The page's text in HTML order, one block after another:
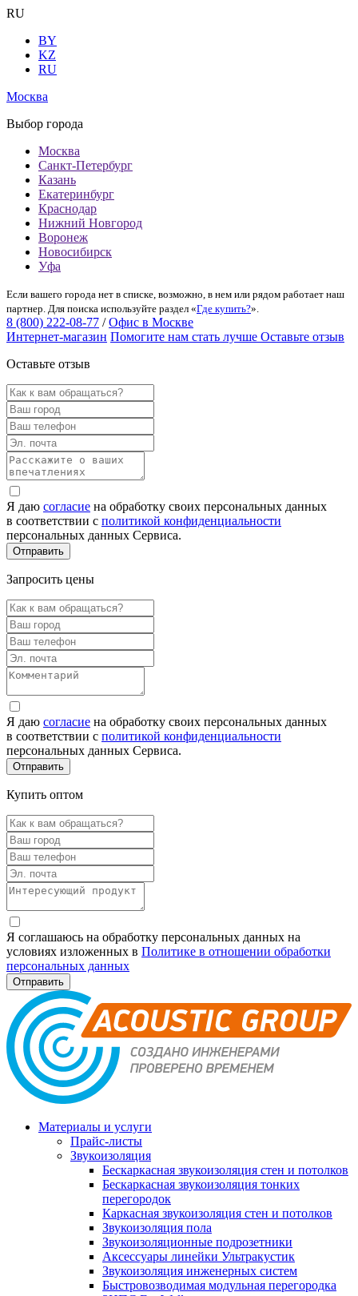
RU
BY
KZ
RU
Москва
Выбор города
Москва
Санкт-Петербург
Казань
Екатеринбург
Краснодар
Нижний Новгород
Воронеж
Новосибирск
Уфа
Если вашего города нет в списке, возможно, в нем или рядом работает наш
партнер. Для поиска используйте раздел «Где купить?».
8 (800) 222-08-77 / Офис в Москве
Интернет-магазин Помогите нам стать лучше Оставьте отзыв
Оставьте отзыв
Я даю согласие на обработку своих персональных данных
в соответствии с политикой конфиденциальности
персональных данных Сервиса.
Запросить цены
Я даю согласие на обработку своих персональных данных
в соответствии с политикой конфиденциальности
персональных данных Сервиса.
Купить оптом
Я соглашаюсь на обработку персональных данных на
условиях изложенных в Политике в отношении обработки
персональных данных
Материалы и услуги
Прайс-листы
Звукоизоляция
Бескаркасная звукоизоляция стен и потолков
Бескаркасная звукоизоляция тонких
перегородок
Каркасная звукоизоляция стен и потолков
Звукоизоляция пола
Звукоизоляционные подрозетники
Аксессуары линейки Ультракустик
Звукоизоляция инженерных систем
Быстровозводимая модульная перегородка